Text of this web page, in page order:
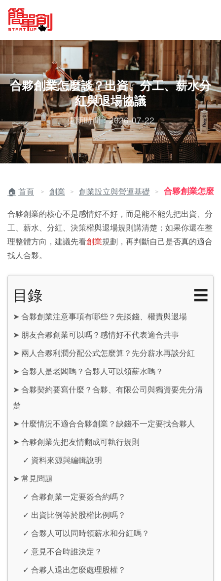
合夥創業怎麼談？出資、分工、薪水分
紅與退場協議
更新時間：2026-07-22
首頁 ＞ 創業 ＞ 創業設立與營運基礎 ＞ 合夥創業怎麼
合夥創業的核心不是感情好不好，而是能不能先把出資、分
工、薪水、分紅、決策權與退場規則講清楚；如果你還在整
理整體方向，建議先看創業規劃，再判斷自己是否真的適合
找人合夥。
目錄 ☰
➤ 合夥創業注意事項有哪些？先談錢、權責與退場
➤ 朋友合夥創業可以嗎？感情好不代表適合共事
➤ 兩人合夥利潤分配公式怎麼算？先分薪水再談分紅
➤ 合夥人是老闆嗎？合夥人可以領薪水嗎？
➤ 合夥契約要寫什麼？合夥、有限公司與獨資要先分清
楚
➤ 什麼情況不適合合夥創業？缺錢不一定要找合夥人
➤ 合夥創業先把友情翻成可執行規則
✓ 資料來源與編輯說明
➤ 常見問題
✓ 合夥創業一定要簽合約嗎？
✓ 出資比例等於股權比例嗎？
✓ 合夥人可以同時領薪水和分紅嗎？
✓ 意見不合時誰決定？
✓ 合夥人退出怎麼處理股權？